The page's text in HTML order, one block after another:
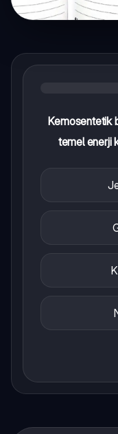
Kemosentetik
temel enerji